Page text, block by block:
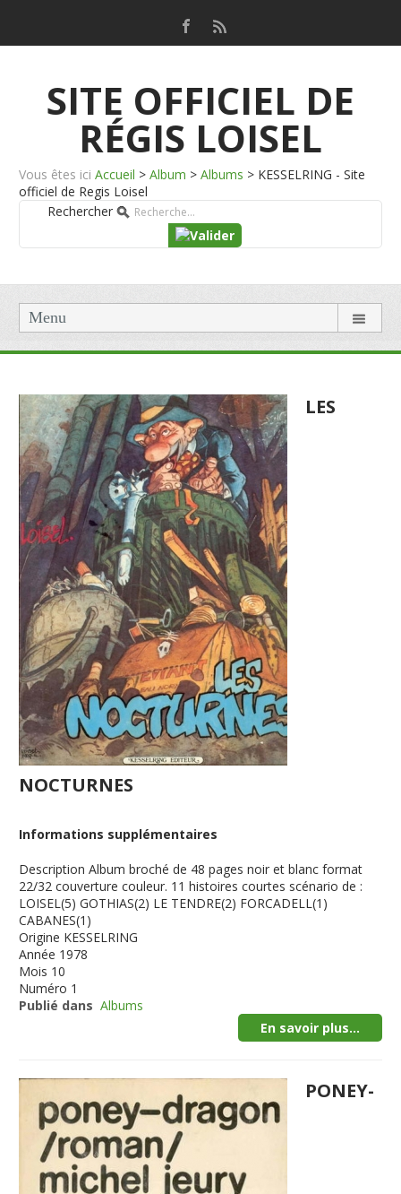
SITE OFFICIEL DE
RÉGIS LOISEL
Vous êtes ici Accueil > Album > Albums > KESSELRING - Site
officiel de Regis Loisel
Rechercher
Menu
LES
NOCTURNES
Informations supplémentaires
Description Album broché de 48 pages noir et blanc format
22/32 couverture couleur. 11 histoires courtes scénario de :
LOISEL(5) GOTHIAS(2) LE TENDRE(2) FORCADELL(1)
CABANES(1)
Origine KESSELRING
Année 1978
Mois 10
Numéro 1
Publié dans Albums
En savoir plus...
PONEY-